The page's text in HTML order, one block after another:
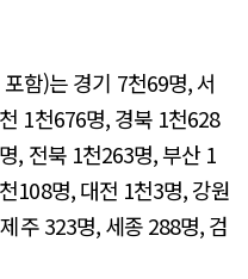
함)는 경기 7천69명, 서
1천676명, 경북 1천628
, 전북 1천263명, 부산 1
108명, 대전 1천3명, 강원
주 323명, 세종 288명, 검